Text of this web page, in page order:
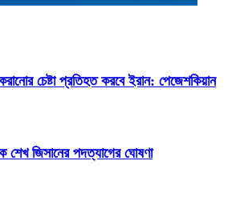
চেষ্টা প্রতিহত করবে ইরান: পেজেশকিয়ান
শেখ জিসানের পদত্যাগের ঘোষণা